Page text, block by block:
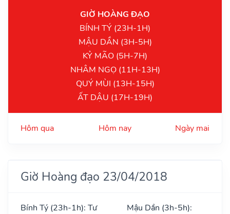
GIỜ HOÀNG ĐẠO
BÍNH TÝ (23H-1H)
MẬU DẦN (3H-5H)
KỶ MÃO (5H-7H)
NHÂM NGỌ (11H-13H)
QUÝ MÙI (13H-15H)
ẤT DẬU (17H-19H)
Hôm qua Hôm nay Ngày mai
Giờ Hoàng đạo 23/04/2018
Bính Tý (23h-1h): Tư
Mậu Dần (3h-5h):